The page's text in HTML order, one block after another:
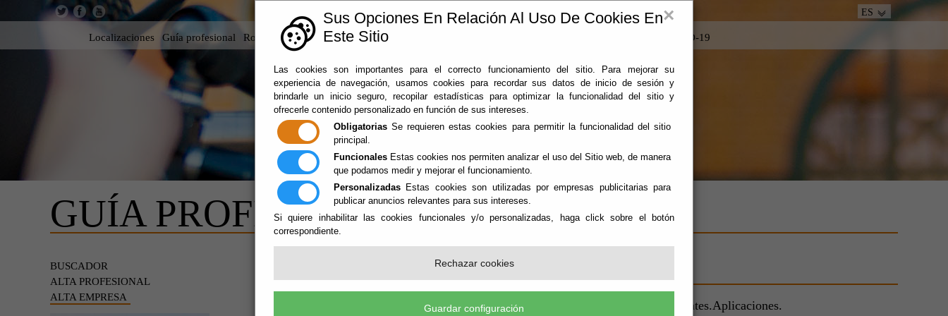
×
Sus Opciones En Relación Al Uso De Cookies En
Este Sitio
Las cookies son importantes para el correcto funcionamiento del sitio. Para mejorar su
experiencia de navegación, usamos cookies para recordar sus datos de inicio de sesión y
brindarle un inicio seguro, recopilar estadísticas para optimizar la funcionalidad del sitio y
ofrecerle contenido personalizado en función de sus intereses.
Obligatorias Se requieren estas cookies para permitir la funcionalidad del sitio
principal.
Funcionales Estas cookies nos permiten analizar el uso del Sitio web, de manera
que podamos medir y mejorar el funcionamiento.
Personalizadas Estas cookies son utilizadas por empresas publicitarias para
publicar anuncios relevantes para sus intereses.
Si quiere inhabilitar las cookies funcionales y/o personalizadas, haga click sobre el botón
correspondiente.
Rechazar cookies
Guardar configuración
ES
Localizaciones Guía profesional Rodar en Almería 360 COVID-19
GUÍA PROFESIONAL
BUSCADOR
ALTA PROFESIONAL
ALTA EMPRESA
java.lang.IllegalArgumentException: No enum constant org.cmsdip.nucleo.constantes.Aplicaciones.